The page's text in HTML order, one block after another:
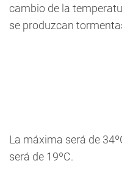
cambio de la
se produzcan
La máxima será de
será de 19ºC.